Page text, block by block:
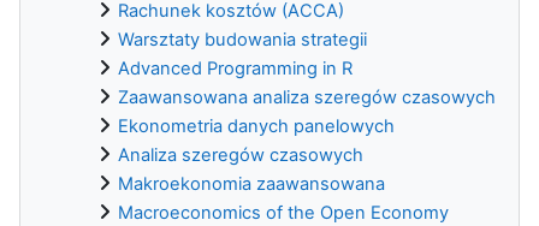
Rachunek kosztów (ACCA)
Warsztaty budowania strategii
Advanced Programming in R
Zaawansowana analiza szeregów czasowych
Ekonometria danych panelowych
Analiza szeregów czasowych
Makroekonomia zaawansowana
Macroeconomics of the Open Economy